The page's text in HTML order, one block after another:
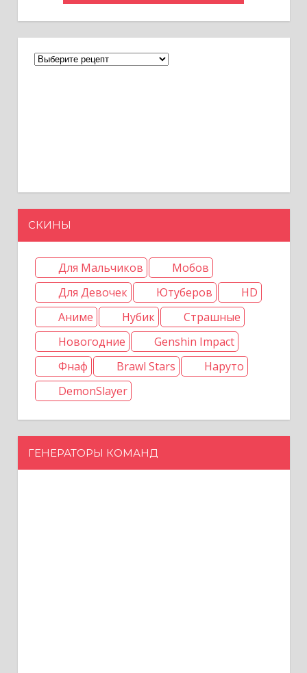
СКИНЫ
Для Мальчиков
Мобов
Для Девочек
Ютуберов
HD
Аниме
Нубик
Страшные
Новогодние
Genshin Impact
Фнаф
Brawl Stars
Наруто
DemonSlayer
ГЕНЕРАТОРЫ КОМАНД